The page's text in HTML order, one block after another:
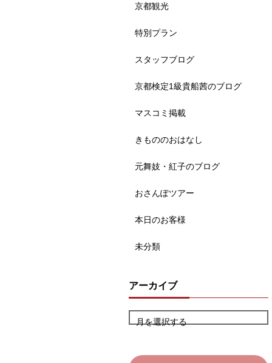
京都観光
特別プラン
スタッフブログ
京都検定1級貴船茜のブログ
マスコミ掲載
きもののおはなし
元舞妓・紅子のブログ
おさんぽツアー
本日のお客様
未分類
アーカイブ
月を選択する